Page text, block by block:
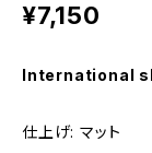
¥7,150
International
仕上げ: マット